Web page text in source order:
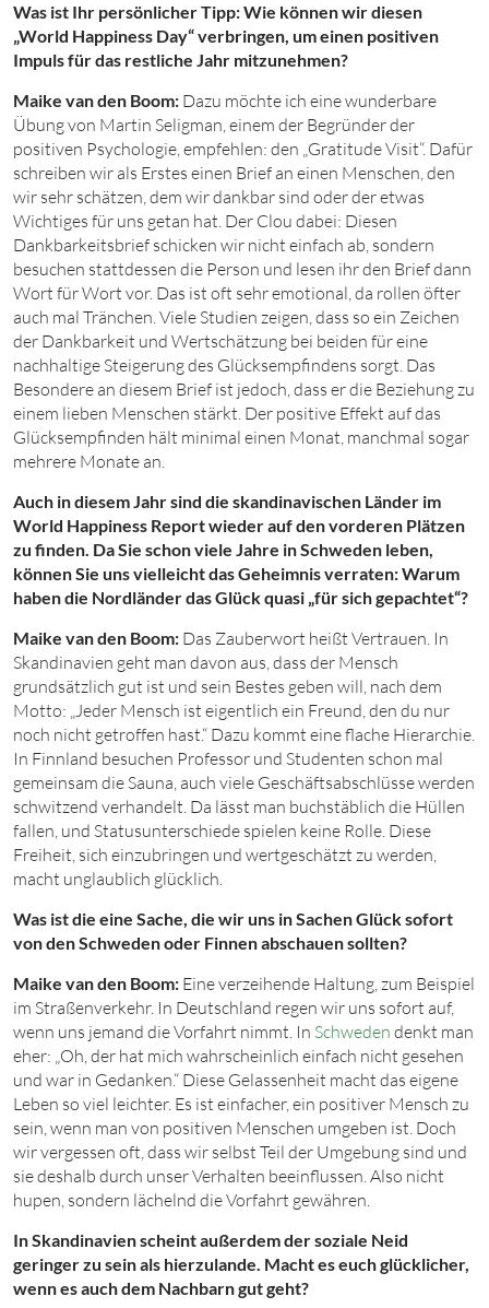
Was ist Ihr persönlicher Tipp: Wie können wir diesen
„World Happiness Day“ verbringen, um einen positiven
Impuls für das restliche Jahr mitzunehmen?
Maike van den Boom: Dazu möchte ich eine wunderbare
Übung von Martin Seligman, einem der Begründer der
positiven Psychologie, empfehlen: den „Gratitude Visit“. Dafür
schreiben wir als Erstes einen Brief an einen Menschen, den
wir sehr schätzen, dem wir dankbar sind oder der etwas
Wichtiges für uns getan hat. Der Clou dabei: Diesen
Dankbarkeitsbrief schicken wir nicht einfach ab, sondern
besuchen stattdessen die Person und lesen ihr den Brief dann
Wort für Wort vor. Das ist oft sehr emotional, da rollen öfter
auch mal Tränchen. Viele Studien zeigen, dass so ein Zeichen
der Dankbarkeit und Wertschätzung bei beiden für eine
nachhaltige Steigerung des Glücksempfindens sorgt. Das
Besondere an diesem Brief ist jedoch, dass er die Beziehung zu
einem lieben Menschen stärkt. Der positive Effekt auf das
Glücksempfinden hält minimal einen Monat, manchmal sogar
mehrere Monate an.
Auch in diesem Jahr sind die skandinavischen Länder im
World Happiness Report wieder auf den vorderen Plätzen
zu finden. Da Sie schon viele Jahre in Schweden leben,
können Sie uns vielleicht das Geheimnis verraten: Warum
haben die Nordländer das Glück quasi „für sich gepachtet“?
Maike van den Boom: Das Zauberwort heißt Vertrauen. In
Skandinavien geht man davon aus, dass der Mensch
grundsätzlich gut ist und sein Bestes geben will, nach dem
Motto: „Jeder Mensch ist eigentlich ein Freund, den du nur
noch nicht getroffen hast.“ Dazu kommt eine flache Hierarchie.
In Finnland besuchen Professor und Studenten schon mal
gemeinsam die Sauna, auch viele Geschäftsabschlüsse werden
schwitzend verhandelt. Da lässt man buchstäblich die Hüllen
fallen, und Statusunterschiede spielen keine Rolle. Diese
Freiheit, sich einzubringen und wertgeschätzt zu werden,
macht unglaublich glücklich.
Was ist die eine Sache, die wir uns in Sachen Glück sofort
von den Schweden oder Finnen abschauen sollten?
Maike van den Boom: Eine verzeihende Haltung, zum Beispiel
im Straßenverkehr. In Deutschland regen wir uns sofort auf,
wenn uns jemand die Vorfahrt nimmt. In Schweden denkt man
eher: „Oh, der hat mich wahrscheinlich einfach nicht gesehen
und war in Gedanken.“ Diese Gelassenheit macht das eigene
Leben so viel leichter. Es ist einfacher, ein positiver Mensch zu
sein, wenn man von positiven Menschen umgeben ist. Doch
wir vergessen oft, dass wir selbst Teil der Umgebung sind und
sie deshalb durch unser Verhalten beeinflussen. Also nicht
hupen, sondern lächelnd die Vorfahrt gewähren.
In Skandinavien scheint außerdem der soziale Neid
geringer zu sein als hierzulande. Macht es euch glücklicher,
wenn es auch dem Nachbarn gut geht?